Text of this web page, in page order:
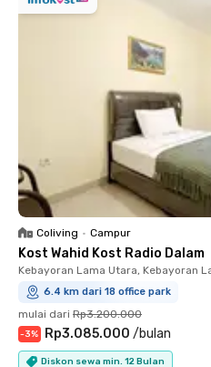
Coliving • Campur
Kost Wahid Kost Radio Dalam
Kebayoran Lama Utara, Kebayoran
6.4 km dari 18 office park
mulai dari Rp3.200.000
-3% Rp3.085.000 /bulan
Diskon sewa min. 12 Bulan